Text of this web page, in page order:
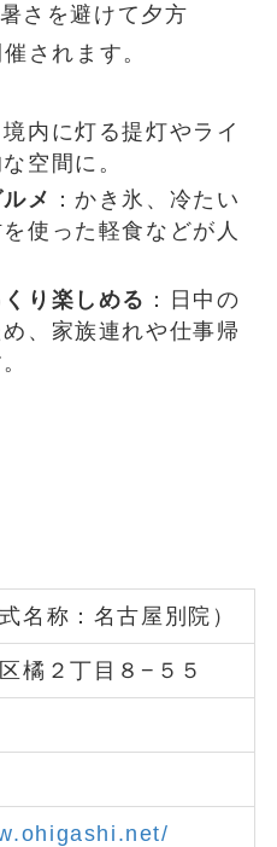
さを避けて夕方
されます。
境内に灯る提灯やライ
空間に。
メ ：かき氷、冷たい
使った軽食などが人
り楽しめる ：日中の
、家族連れや仕事帰
名称：名古屋別院）
橘２丁目８−５５